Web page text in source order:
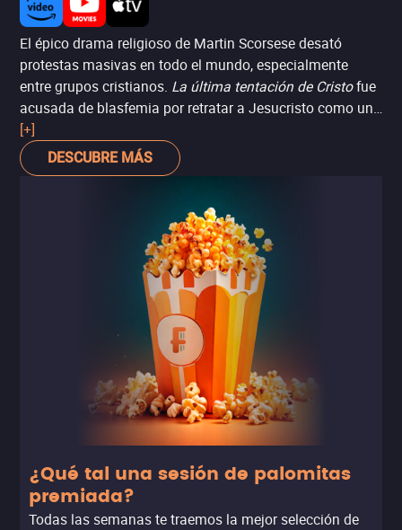
El épico drama religioso de Martin Scorsese desató
protestas masivas en todo el mundo, especialmente
entre grupos cristianos. La última tentación de Cristofue
acusada de blasfemia por retratar a Jesucristo como un
hombre con dudas y deseos humanos, incluyendo una
escena en la que imagina una vida junto a María
Magdalena. Hubo boicots, amenazas contra cines e
[+]
DESCUBRE MÁS
¿Qué tal una sesión de palomitas
premiada?
Todas las semanas te traemos la mejor selección de